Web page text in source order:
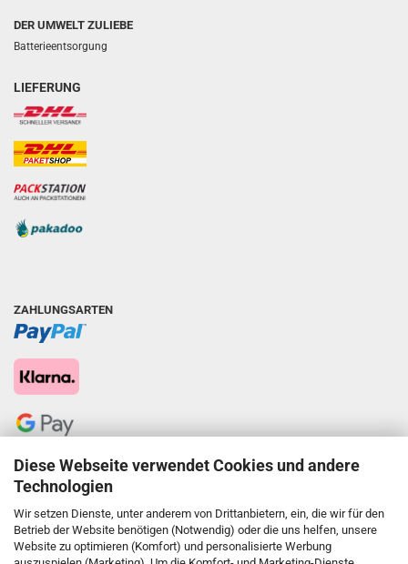
Diese Webseite verwendet Cookies und andere
Technologien
Wir setzen Dienste, unter anderem von Drittanbietern, ein, die wir für den
Betrieb der Website benötigen (Notwendig) oder die uns helfen, unsere
Website zu optimieren (Komfort) und personalisierte Werbung
DER UMWELT ZULIEBE
Batterieentsorgung
LIEFERUNG
ZAHLUNGSARTEN